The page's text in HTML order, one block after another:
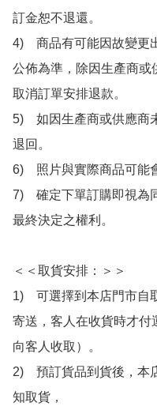
訂金恕不退還。
4)　商品有可能因故變更
公佈為準，除因生產商或
取消訂單安排退款。
5)　如因生產商或供應商
退回。
6)　照片與實際商品可能
7)　確定下單訂購即視為
最終決定之權利。
＜＜取貨安排：＞＞
1)　可選擇到本店門市自
寄送，客人在收貨時才付
向客人收取）。
2)　預訂貨品到貨後，本
知取貨，